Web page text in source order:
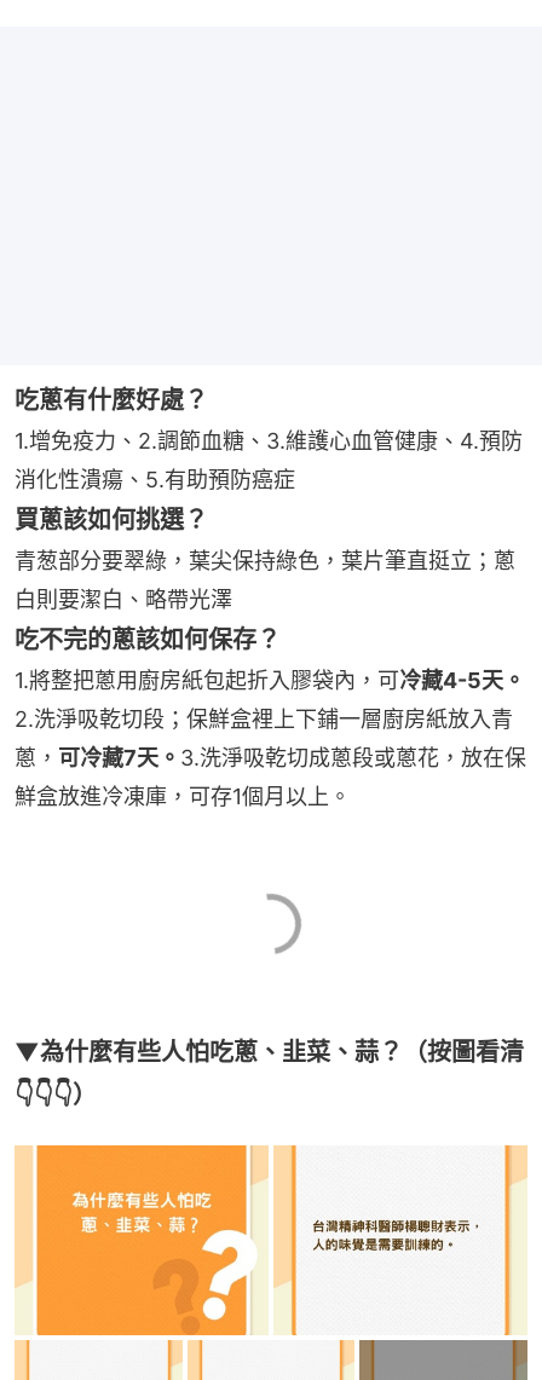
吃蔥有什麼好處？
1.增免疫力、2.調節血糖、3.維護心血管健康、4.預防
消化性潰瘍、5.有助預防癌症
買蔥該如何挑選？
青葱部分要翠綠，葉尖保持綠色，葉片筆直挺立；蔥
白則要潔白、略帶光澤
吃不完的蔥該如何保存？
1.將整把蔥用廚房紙包起折入膠袋內，可冷藏4-5天。
2.洗淨吸乾切段；保鮮盒裡上下鋪一層廚房紙放入青
蔥， 可冷藏7天。 3.洗淨吸乾切成蔥段或蔥花，放在保
鮮盒放進冷凍庫，可存1個月以上。
▼為什麼有些人怕吃蔥、韭菜、蒜？（按圖看清
👇👇👇）